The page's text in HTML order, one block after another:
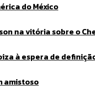
do México
na vitória sobre o
à espera de
amistoso